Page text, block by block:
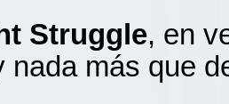
Struggle, en
nada más que